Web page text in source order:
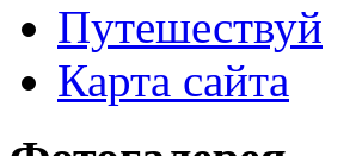
Путешествуй
Карта сайта